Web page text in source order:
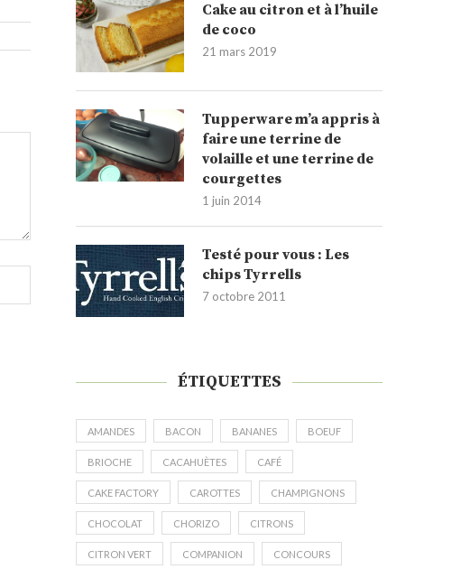
Cake au citron et à l’huile
de coco
21 mars 2019
Tupperware m’a appris à
faire une terrine de
volaille et une terrine de
courgettes
1 juin 2014
Testé pour vous : Les
chips Tyrrells
7 octobre 2011
ÉTIQUETTES
AMANDES BACON BANANES BOEUF
BRIOCHE CACAHUÈTES CAFÉ
CAKE FACTORY CAROTTES CHAMPIGNONS
CHOCOLAT CHORIZO CITRONS
CITRON VERT COMPANION CONCOURS